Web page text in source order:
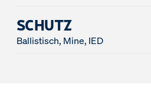
SCHUTZ
Ballistisch, Mine, IED